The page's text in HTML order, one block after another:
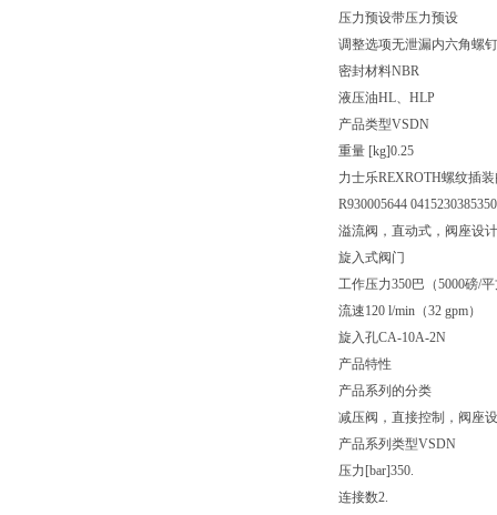
压力预设带压力预设
调整选项无泄漏内六角螺钉
密封材料NBR
液压油HL、HLP
产品类型VSDN
重量 [kg]0.25
力士乐REXROTH螺纹插
R930005644
溢流阀，直动式，阀座设
旋入式阀门
工作压力350巴（5000磅/
流速120 l/min（32 gpm）
旋入孔CA-10A-2N
产品特性
产品系列的分类
减压阀，直接控制，阀座
产品系列类型VSDN
压力[bar]350.
连接数2.